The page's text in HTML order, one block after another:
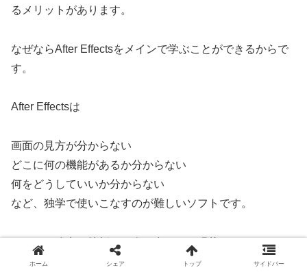
るメリットがあります。
なぜならAfter Effectsをメインで学ぶことができるからで
す。
After Effectsは
画面の見方が分からない
どこに何の機能があるか分からない
何をどうしていいか分からない
など、独学で使いこなすのが難しいソフトです。
そのため途中で挫折する人も多いのが現状。
ホーム シェア トップ サイドバー